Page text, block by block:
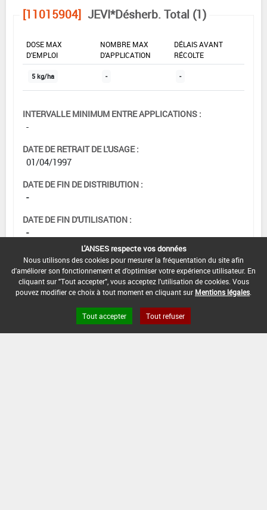
[11015904] JEVI*Désherb. Total (1)
DOSE MAX
D'EMPLOI
NOMBRE MAX
D'APPLICATION
DÉLAIS AVANT
RÉCOLTE
5 kg/ha - -
INTERVALLE MINIMUM ENTRE APPLICATIONS :
-
DATE DE RETRAIT DE L'USAGE :
01/04/1997
DATE DE FIN DE DISTRIBUTION :
-
DATE DE FIN D'UTILISATION :
-
L'ANSES respecte vos données
Nous utilisons des cookies pour mesurer la fréquentation du site afin
d'améliorer son fonctionnement et d'optimiser votre expérience utilisateur. En
cliquant sur "Tout accepter", vous acceptez l'utilisation de cookies. Vous
pouvez modifier ce choix à tout moment en cliquant sur Mentions légales
Tout accepter Tout refuser